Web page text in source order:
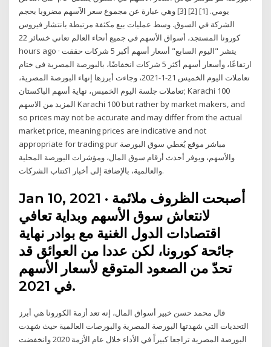
يومي. [1] [2] [3] وهي عبارة عن مجموع سعر الآسهم مضروبا بحجم
الشركة في السوق. وسط عمليات بيع مكثفة مرتبطة بانتشار فيروس
كورونا المستجد، أسواق الأسهم في جميع أنحاء العالم تعاني خسائر 22
hours ago · ينشر "اليوم السابع" أسعار أسهم أكبر 5 شركات حققت
ارتفاعًا، وأسعار أسهم أكثر 5 شركات انخفاضًا، بالبورصة المصرية فى ختام
تعاملات اليوم الخميس 21-1-2021، وجاءت أبرزها إنهاء البورصة المصرية،
تعاملات جلسة اليوم الخميس، نهاية أسهم الباكستان; Karachi 100
المزيد من الاسهم Karachi 100 but rather by market makers, and
so prices may not be accurate and may differ from the actual
market price, meaning prices are indicative and not
appropriate for trading pur مباشر موقع يُغطي سوق البورصة
والأسهم، ويوفر أحدث أرقام سوق المال، ومؤشرات البورصة المحلية
والعالمية، بالإضافة إلى أخبار اكتتاب الشركات.
Jan 10, 2021 · أصبحت الظروف ملائمة
لانتعاش سوق الأسهم وبداية تعافي
اقتصادات الدول الغنية مع بوادر نهاية
جائحة كورونا، لكن عددا من العوائق قد
تحدّ من الصعود المتوقع لأسعار الأسهم
في 2021.
قال محمد حسن خبير أسواق المال، إنه تعد أزمة الكورونا هي أبرز
التحديات التي شهدتها البورصة المصرية والبورصات العالمية حيث شهدت
البورصة المصرية تراجعا كبيراً في الأداء خلال عام الأزمة 2020 وانخفضت